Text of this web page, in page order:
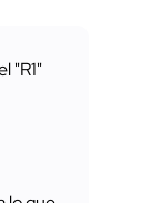
"R1"